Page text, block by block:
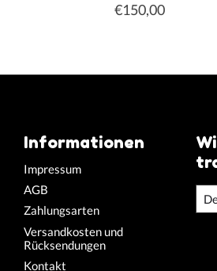
€150,00
Informationen
Impressum
AGB
Zahlungsarten
Versandkosten und
Rücksendungen
Kontakt